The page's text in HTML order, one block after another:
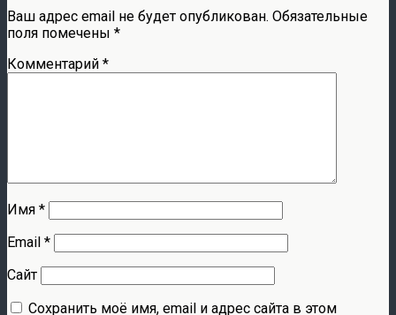
Ваш адрес email не будет опубликован. Обязательные
поля помечены *
Комментарий *
Имя *
Email *
Сайт
Сохранить моё имя, email и адрес сайта в этом